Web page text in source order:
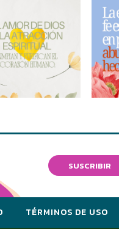
SUSCRIBIR
TÉRMINOS DE USO